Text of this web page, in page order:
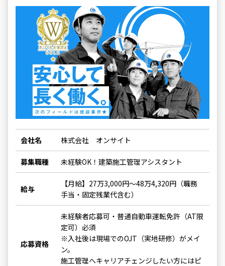
会社名 株式会社 オンサイト
募集職種 未経験OK！建築施工管理アシスタント
給与
【月給】27万3,000円～48万4,320円（職務
手当・固定残業代含む）
応募資格
未経験者応募可・普通自動車運転免許（AT限
定可）必須
※入社後は現場でのOJT（実地研修）がメイ
ン。
施工管理へキャリアチェンジしたい方にはピ